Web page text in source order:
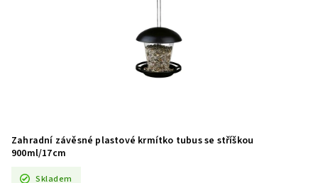
Zahradní závěsné plastové krmítko tubus se stříškou
900ml/17cm
Skladem